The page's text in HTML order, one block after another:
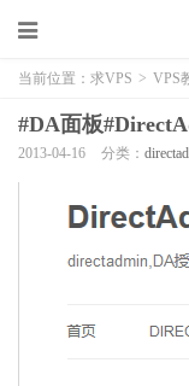
当前位置： 求VPS > VPS
#DA面板
2013-04-16 分类：